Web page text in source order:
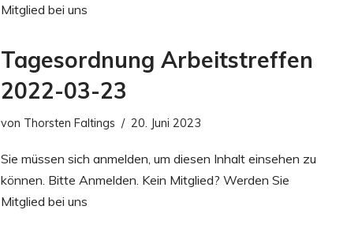
Mitglied bei uns
Tagesordnung Arbeitstreffen
2022-03-23
von Thorsten Faltings 20. Juni 2023
Sie müssen sich anmelden, um diesen Inhalt einsehen zu
können. Bitte Anmelden. Kein Mitglied? Werden Sie
Mitglied bei uns